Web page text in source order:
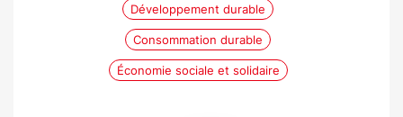
Développement durable
Consommation durable
Économie sociale et solidaire